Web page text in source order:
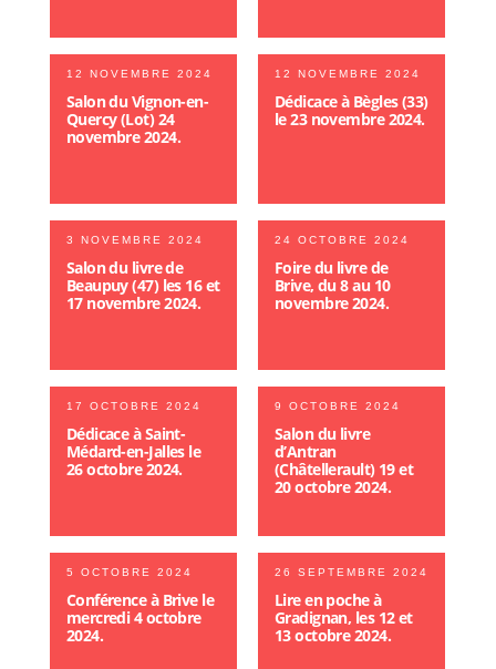
12 NOVEMBRE 2024
Salon du Vignon-en-
Quercy (Lot) 24
novembre 2024.
12 NOVEMBRE 2024
Dédicace à Bègles (33)
le 23 novembre 2024.
3 NOVEMBRE 2024
Salon du livre de
Beaupuy (47) les 16 et
17 novembre 2024.
24 OCTOBRE 2024
Foire du livre de
Brive, du 8 au 10
novembre 2024.
17 OCTOBRE 2024
Dédicace à Saint-
Médard-en-Jalles le
26 octobre 2024.
9 OCTOBRE 2024
Salon du livre
d’Antran
(Châtellerault) 19 et
20 octobre 2024.
5 OCTOBRE 2024
Conférence à Brive le
mercredi 4 octobre
2024.
26 SEPTEMBRE 2024
Lire en poche à
Gradignan, les 12 et
13 octobre 2024.